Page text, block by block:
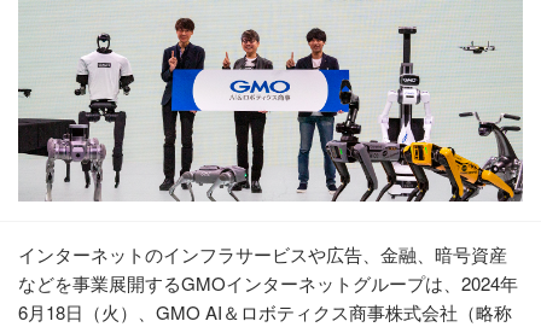
インターネットのインフラサービスや広告、金融、暗号資産
などを事業展開するGMOインターネットグループは、2024年
6月18日（火）、GMO AI＆ロボティクス商事株式会社（略称